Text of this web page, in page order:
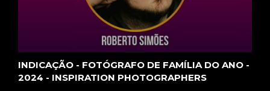
INDICAÇÃO - FOTÓGRAFO DE FAMÍLIA DO ANO -
2024 - INSPIRATION PHOTOGRAPHERS